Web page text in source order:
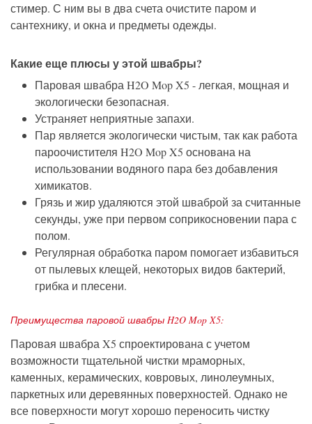
стимер. С ним вы в два счета очистите паром и
сантехнику, и окна и предметы одежды.
Какие еще плюсы у этой швабры?
Паровая швабра H2O Mop X5 - легкая, мощная и
экологически безопасная.
Устраняет неприятные запахи.
Пар является экологически чистым, так как работа
пароочистителя H2O Mop X5 основана на
использовании водяного пара без добавления
химикатов.
Грязь и жир удаляются этой шваброй за считанные
секунды, уже при первом соприкосновении пара с
полом.
Регулярная обработка паром помогает избавиться
от пылевых клещей, некоторых видов бактерий,
грибка и плесени.
Преимущества паровой швабры H2O Mop X5:
Паровая швабра X5 спроектирована с учетом
возможности тщательной чистки мраморных,
каменных, керамических, ковровых, линолеумных,
паркетных или деревянных поверхностей. Однако не
все поверхности могут хорошо переносить чистку